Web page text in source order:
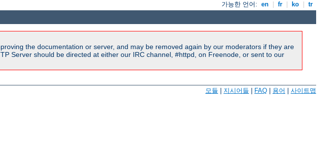
가능한 언어: en fr ko tr
the documentation or server, and may be removed again by our moderators if they are
Server should be directed at either our IRC channel, #httpd, on Freenode, or sent to our
모듈 지시어들 FAQ 용어 사이트맵